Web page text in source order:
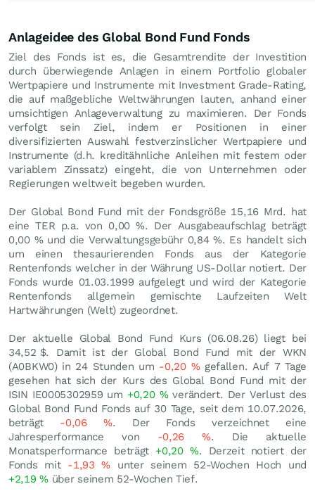
Anlageidee des Global Bond Fund Fonds
Ziel des Fonds ist es, die Gesamtrendite der Investition
durch überwiegende Anlagen in einem Portfolio globaler
Wertpapiere und Instrumente mit Investment Grade-Rating,
die auf maßgebliche Weltwährungen lauten, anhand einer
umsichtigen Anlageverwaltung zu maximieren. Der Fonds
verfolgt sein Ziel, indem er Positionen in einer
diversifizierten Auswahl festverzinslicher Wertpapiere und
Instrumente (d.h. kreditähnliche Anleihen mit festem oder
variablem Zinssatz) eingeht, die von Unternehmen oder
Regierungen weltweit begeben wurden.
Der Global Bond Fund mit der Fondsgröße 15,16 Mrd. hat
eine TER p.a. von 0,00 %. Der Ausgabeaufschlag beträgt
0,00 % und die Verwaltungsgebühr 0,84 %. Es handelt sich
um einen thesaurierenden Fonds aus der Kategorie
Rentenfonds welcher in der Währung US-Dollar notiert. Der
Fonds wurde 01.03.1999 aufgelegt und wird der Kategorie
Rentenfonds allgemein gemischte Laufzeiten Welt
Hartwährungen (Welt) zugeordnet.
Der aktuelle Global Bond Fund Kurs (06.08.26) liegt bei
34,52 $. Damit ist der Global Bond Fund mit der WKN
(A0BKW0) in 24 Stunden um -0,20 %gefallen. Auf 7 Tage
gesehen hat sich der Kurs des Global Bond Fund mit der
ISIN IE0005302959 um +0,20 %verändert. Der Verlust des
Global Bond Fund Fonds auf 30 Tage, seit dem 10.07.2026,
beträgt -0,06%. Der Fonds verzeichnet eine
Jahresperformance von -0,26%. Die aktuelle
Monatsperformance beträgt +0,20 %. Derzeit notiert der
Fonds mit -1,93% unter seinem 52-Wochen Hoch und
+2,19%über seinem 52-Wochen Tief.